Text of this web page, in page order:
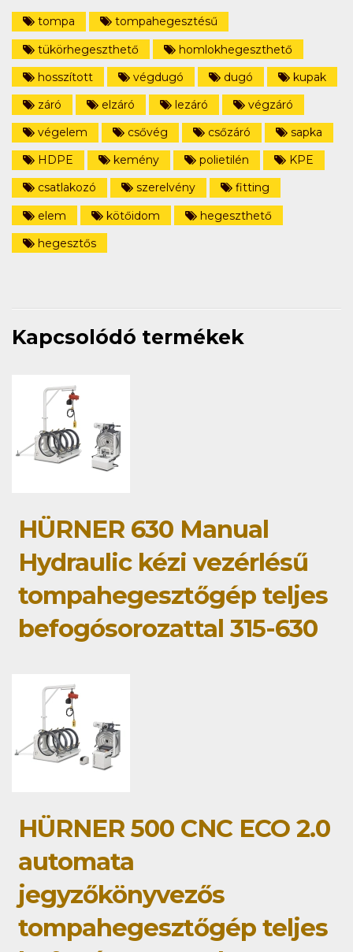
tompa
tompahegesztésű
tükörhegeszthető
homlokhegeszthető
hosszított
végdugó dugó
kupak
záró
elzáró lezáró
végzáró
végelem
csővég csőzáró
sapka
HDPE
kemény polietilén
KPE
csatlakozó
szerelvény
fitting
elem
kötőidom
hegeszthető
hegesztős
Kapcsolódó termékek
HÜRNER 630 Manual
Hydraulic kézi vezérlésű
tompahegesztőgép teljes
befogósorozattal 315-630
HÜRNER 500 CNC ECO 2.0
automata
jegyzőkönyvezős
tompahegesztőgép teljes